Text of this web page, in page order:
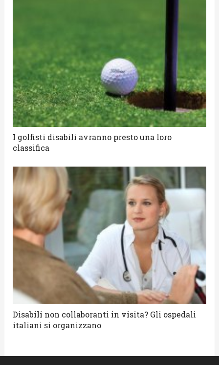
I golfisti disabili avranno presto una loro
classifica
Disabili non collaboranti in visita? Gli ospedali
italiani si organizzano